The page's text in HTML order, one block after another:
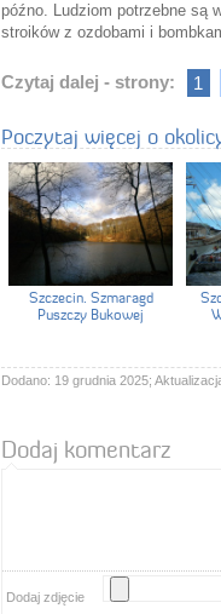
późno. Ludziom potrzebne są
stroików z ozdobami i
Czytaj dalej - strony: 1
Poczytaj więcej o
Szczecin. Szmaragd
Puszczy Bukowej
Dodano: 19 grudnia 2025;
Dodaj komentarz
Dodaj zdjęcie